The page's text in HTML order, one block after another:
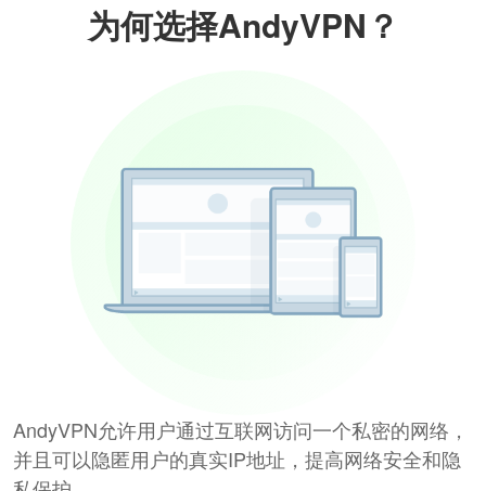
为何选择AndyVPN？
AndyVPN允许用户通过互联网访问一个私密的网络，
并且可以隐匿用户的真实IP地址，提高网络安全和隐